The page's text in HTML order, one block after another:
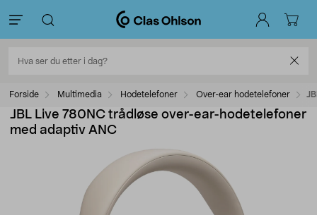
Forside Multimedia Hodetelefoner Over-ear hodetelefoner
JBL Live 780NC trådløse over-ear-hodetelefoner
med adaptiv ANC